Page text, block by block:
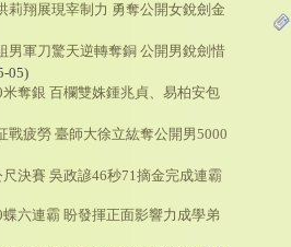
莉翔展現宰制力 勇奪公開女銳劍金
男軍刀驚天逆轉奪銅 公開男銳劍惜
05)
奪銀 百欄雙姝鍾兆貞、易柏安包
戰疲勞 臺師大徐立紘奪公開男5000
決賽 吳政諺46秒71摘金完成連霸
六連霸 盼發揮正面影響力成學弟